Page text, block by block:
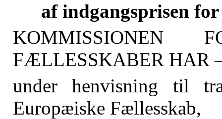
af indgangsprisen
KOMMISSIONEN
FÆLLESSKABER HAR
under henvisning til
Europæiske Fællesskab,